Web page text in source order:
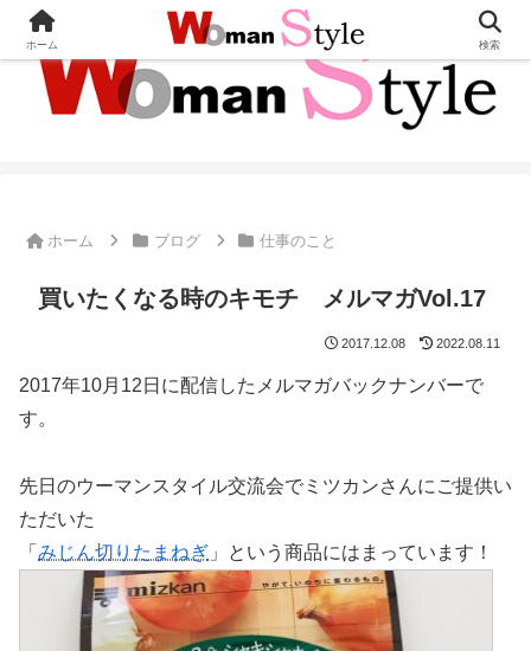
ホーム ブログ 仕事のこと
買いたくなる時のキモチ メルマガVol.17
2017.12.08 2022.08.11
2017年10月12日に配信したメルマガバックナンバーで
す。
先日のウーマンスタイル交流会でミツカンさんにご提供い
ただいた
「 みじん切りたまねぎ 」という商品にはまっています！
ホーム 検索